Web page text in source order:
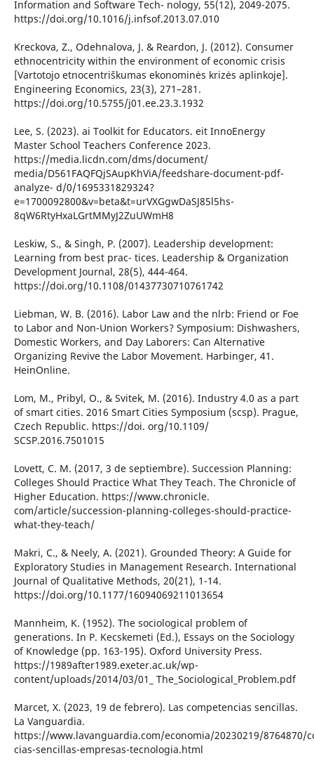
Information and Software Tech- nology, 55(12), 2049-2075.
https://doi.org/10.1016/j.infsof.2013.07.010
Kreckova, Z., Odehnalova, J. & Reardon, J. (2012). Consumer
ethnocentricity within the environment of economic crisis
[Vartotojo etnocentriškumas ekonominės krizės aplinkoje].
Engineering Economics, 23(3), 271–281.
https://doi.org/10.5755/j01.ee.23.3.1932
Lee, S. (2023). ai Toolkit for Educators. eit InnoEnergy
Master School Teachers Conference 2023.
https://media.licdn.com/dms/document/
media/D561FAQFQjSAupKhViA/feedshare-document-pdf-
analyze- d/0/1695331829324?
e=1700092800&v=beta&t=urVXGgwDaSJ85l5hs-
8qW6RtyHxaLGrtMMyJ2ZuUWmH8
Leskiw, S., & Singh, P. (2007). Leadership development:
Learning from best prac- tices. Leadership & Organization
Development Journal, 28(5), 444-464.
https://doi.org/10.1108/01437730710761742
Liebman, W. B. (2016). Labor Law and the nlrb: Friend or Foe
to Labor and Non-Union Workers? Symposium: Dishwashers,
Domestic Workers, and Day Laborers: Can Alternative
Organizing Revive the Labor Movement. Harbinger, 41.
HeinOnline.
Lom, M., Pribyl, O., & Svitek, M. (2016). Industry 4.0 as a part
of smart cities. 2016 Smart Cities Symposium (scsp). Prague,
Czech Republic. https://doi. org/10.1109/
SCSP.2016.7501015
Lovett, C. M. (2017, 3 de septiembre). Succession Planning:
Colleges Should Practice What They Teach. The Chronicle of
Higher Education. https://www.chronicle.
com/article/succession-planning-colleges-should-practice-
what-they-teach/
Makri, C., & Neely, A. (2021). Grounded Theory: A Guide for
Exploratory Studies in Management Research. International
Journal of Qualitative Methods, 20(21), 1-14.
https://doi.org/10.1177/16094069211013654
Mannheim, K. (1952). The sociological problem of
generations. In P. Kecskemeti (Ed.), Essays on the Sociology
of Knowledge (pp. 163-195). Oxford University Press.
https://1989after1989.exeter.ac.uk/wp-
content/uploads/2014/03/01_ The_Sociological_Problem.pdf
Marcet, X. (2023, 19 de febrero). Las competencias sencillas.
La Vanguardia.
https://www.lavanguardia.com/economia/20230219/8764870/
cias-sencillas-empresas-tecnologia.html